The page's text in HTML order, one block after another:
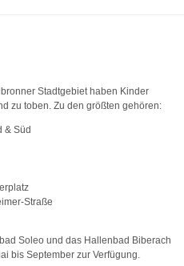
Stadtgebiet haben Kinder
zu toben. Zu den größten gehören:
& Süd
Straße
Soleo und das Hallenbad Biberach
bis September zur Verfügung.